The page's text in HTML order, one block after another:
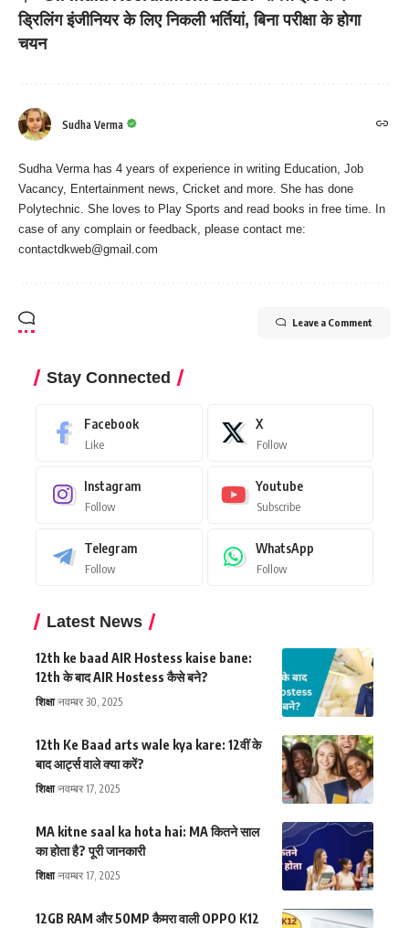
ड्रिलिंग इंजीनियर के लिए निकली भर्तियां, बिना परीक्षा के होगा
चयन
Sudha Verma
Sudha Verma has 4 years of experience in writing Education, Job
Vacancy, Entertainment news, Cricket and more. She has done
Polytechnic. She loves to Play Sports and read books in free time. In
case of any complain or feedback, please contact me:
contactdkweb@gmail.com
Leave a Comment
Stay Connected
Facebook
Like
X
Follow
Instagram
Follow
Youtube
Subscribe
Telegram
Follow
WhatsApp
Follow
Latest News
12th ke baad AIR Hostess kaise bane:
12th के बाद AIR Hostess कैसे बने?
शिक्षा नवम्बर 30, 2025
12th Ke Baad arts wale kya kare: 12वीं के
बाद आर्ट्स वाले क्या करें?
शिक्षा नवम्बर 17, 2025
MA kitne saal ka hota hai: MA कितने साल
का होता है? पूरी जानकारी
शिक्षा नवम्बर 17, 2025
12GB RAM और 50MP कैमरा वाली OPPO K12